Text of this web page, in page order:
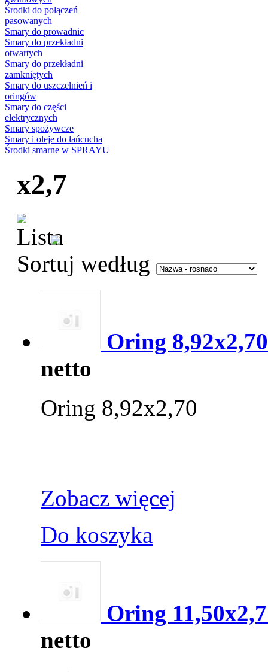
Środki do połączeń
pasowanych
Smary do prowadnic
Smary do przekładni
otwartych
Smary do przekładni
zamkniętych
Smary do uszczelnień i
oringów
Smary do części
elektrycznych
Smary spożywcze
Smary i oleje do łańcucha
Środki smarne w SPRAYU
x2,7
Sortuj według
Oring 8,92x2,70
netto
Oring 8,92x2,70
Zobacz więcej
Do koszyka
Oring 11,50x2,7
netto